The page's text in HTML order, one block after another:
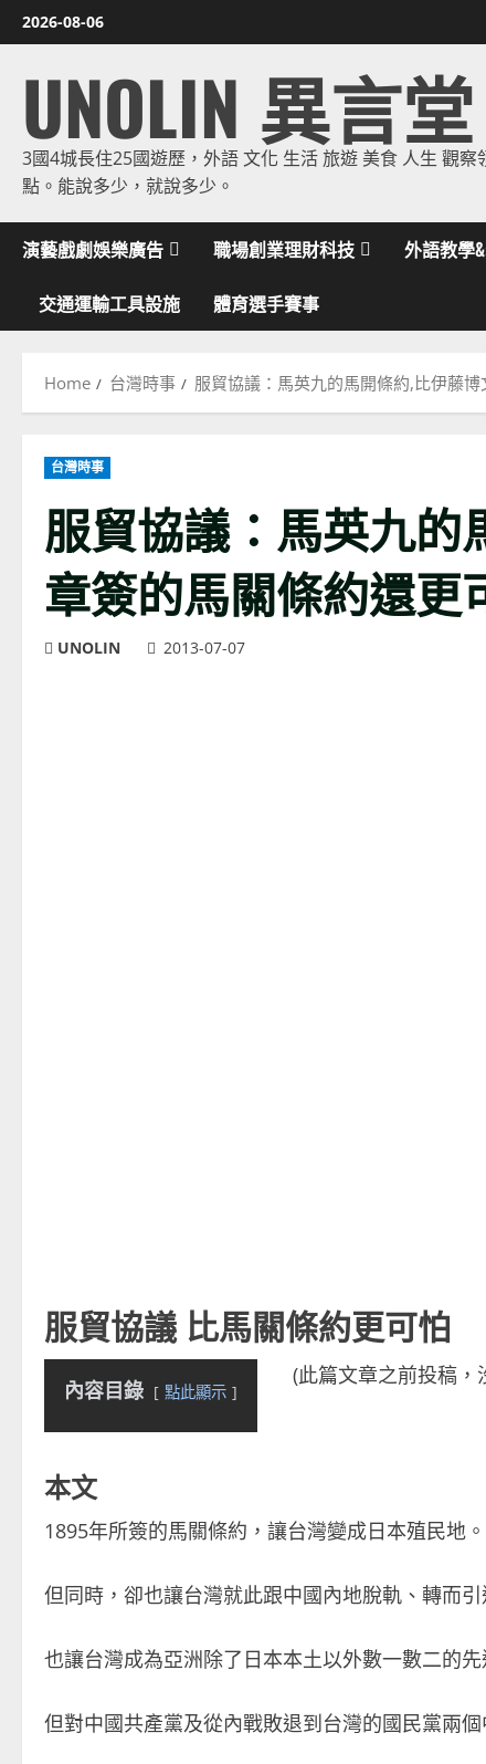
Skip
to
2026-08-06
UNOLIN 異言堂
3國4城長住25國遊歷，外語 文化 生活 旅遊 美食 人生 觀察
點。能說多少，就說多少。
演藝戲劇娛樂廣告 職場創業理財科技 外語教學
交通運輸工具設施 體育選手賽事
Home 台灣時事 服貿協議：馬英九的馬開條約,比伊藤
台灣時事
服貿協議：馬英九的
章簽的馬關條約還更
UNOLIN 2013-07-07
服貿協議 比馬關條約更可怕
內容目錄 點此顯示
(此篇文章之前投稿
本文
1895年所簽的馬關條約，讓台灣變成日本殖民地。
但同時，卻也讓台灣就此跟中國內地脫軌、轉而
也讓台灣成為亞洲除了日本本土以外數一數二的先
但對中國共產黨及從內戰敗退到台灣的國民黨兩